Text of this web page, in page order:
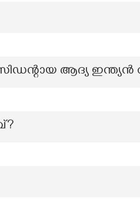
ആദ്യ ഇന്ത്യൻ